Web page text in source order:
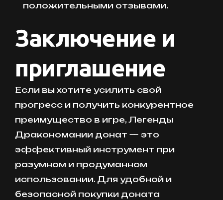
положительными отзывами.
Заключение и
приглашение
Если вы хотите усилить свой
прогресс и получить конкурентное
преимущество в игре, Легенды
Дракономании донат — это
эффективный инструмент при
разумном и продуманном
использовании. Для удобной и
безопасной покупки доната